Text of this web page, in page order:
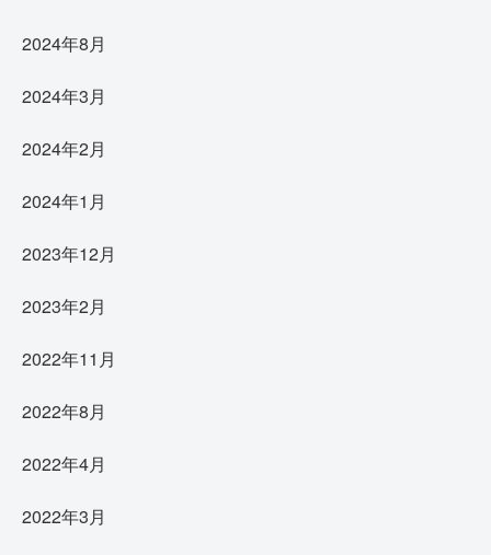
2024年8月
2024年3月
2024年2月
2024年1月
2023年12月
2023年2月
2022年11月
2022年8月
2022年4月
2022年3月